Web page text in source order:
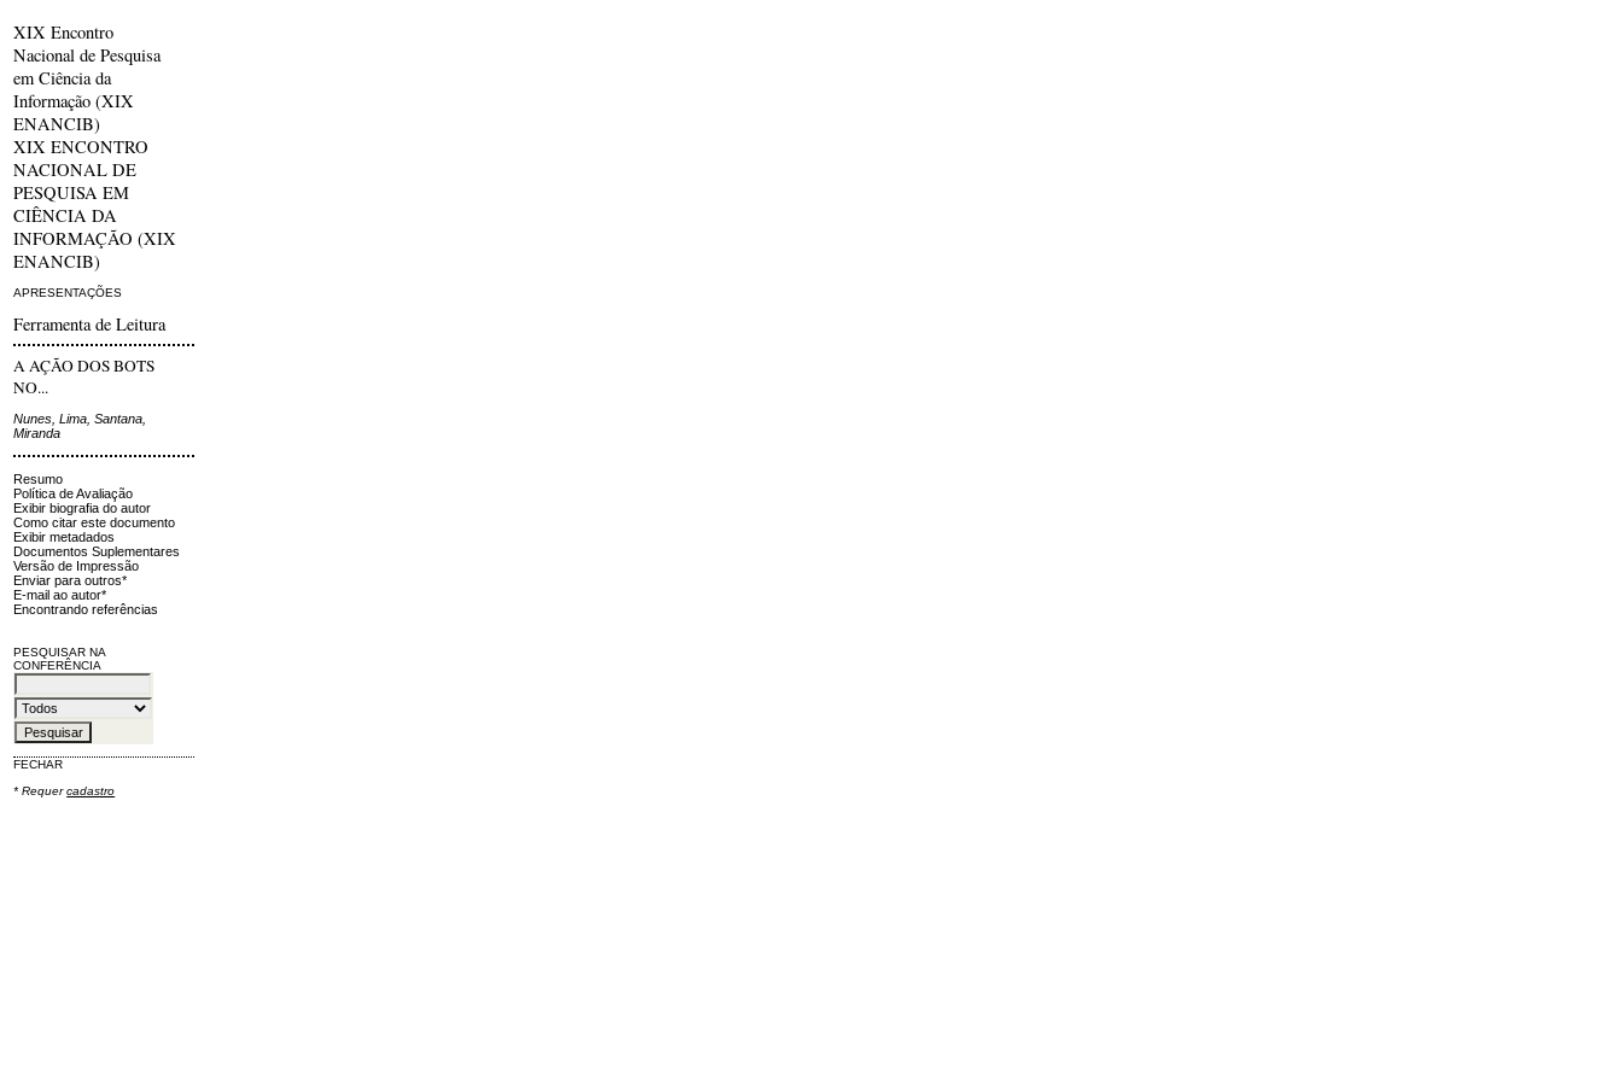
XIX Encontro
Nacional de Pesquisa
em Ciência da
Informação (XIX
ENANCIB)
XIX ENCONTRO
NACIONAL DE
PESQUISA EM
CIÊNCIA DA
INFORMAÇÃO (XIX
ENANCIB)
APRESENTAÇÕES
Ferramenta de Leitura
A AÇÃO DOS BOTS
NO...
Nunes, Lima, Santana,
Miranda
Resumo
Política de Avaliação
Exibir biografia do autor
Como citar este documento
Exibir metadados
Documentos Suplementares
Versão de Impressão
Enviar para outros*
E-mail ao autor*
Encontrando referências
PESQUISAR NA
CONFERÊNCIA
FECHAR
* Requercadastro